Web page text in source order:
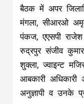
बैठक में अपर
मंगला, सीआरओ
पंकज, एएसपी
रुद्रपुर संजीव कुमार
शुक्ला, ज्वाइन्ट
आबकारी अधिकारी
अनुज्ञापी व उनके